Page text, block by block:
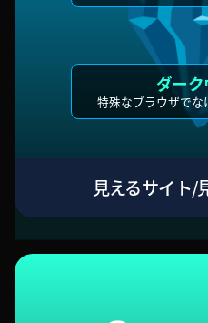
ダー
特殊なブラウザで
見えるサイト/